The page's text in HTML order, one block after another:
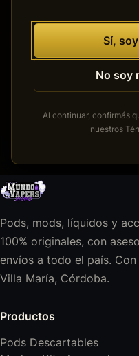
Sí,
No soy
Al continuar, confirmás
nuestros
Se está cocinando algo
obras y
Pods, mods, líquidos y
100% originales, con
envíos a todo el país.
Villa María, Córdoba.
Productos
Pods Descartables